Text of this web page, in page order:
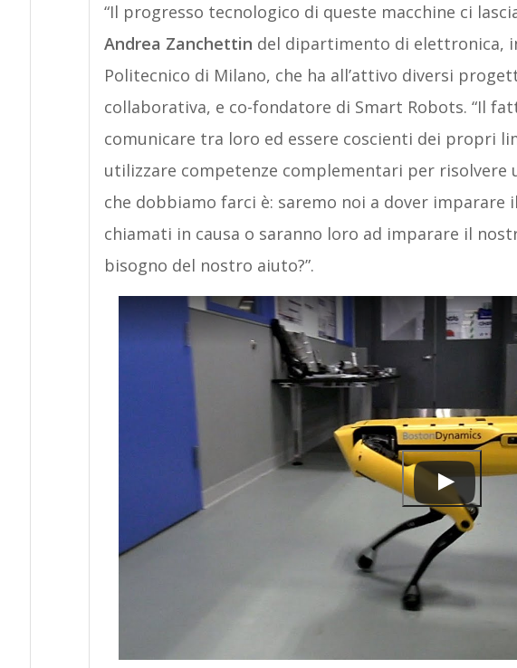
“Il progresso tecnologico di queste macchine ci
Andrea Zanchettin del dipartimento di elettronica,
Politecnico di Milano, che ha all’attivo diversi
collaborativa, e co-fondatore di Smart Robots. “Il
comunicare tra loro ed essere coscienti dei propri
utilizzare competenze complementari per risolvere
che dobbiamo farci è: saremo noi a dover imparare
chiamati in causa o saranno loro ad imparare il
bisogno del nostro aiuto?”.